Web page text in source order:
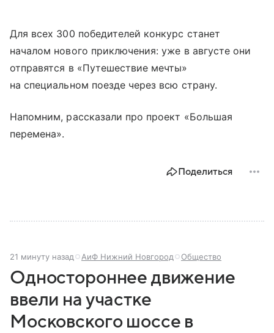
Для всех 300 победителей конкурс станет
началом нового приключения: уже в августе они
отправятся в «Путешествие мечты»
на специальном поезде через всю страну.
Напомним, рассказали про проект «Большая
перемена».
Поделиться
21 минуту назад АиФ Нижний Новгород Общество
Одностороннее движение
ввели на участке
Московского шоссе в